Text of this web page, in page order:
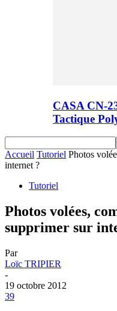
CASA CN-
Tactique
Accueil Tutoriel Photos
internet ?
Tutoriel
Photos volées,
supprimer sur
Par
Loïc TRIPIER
-
19 octobre 2012
39